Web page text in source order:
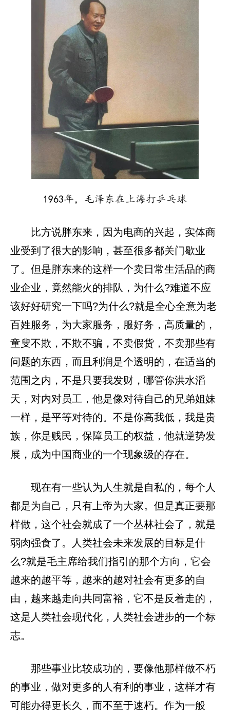
1963年，毛泽东在上海打乒乓球
比方说胖东来，因为电商的兴起，实体商
业受到了很大的影响，甚至很多都关门歇业
了。但是胖东来的这样一个卖日常生活品的商
业企业，竟然能火的排队，为什么?难道不应
该好好研究一下吗?为什么?就是全心全意为老
百姓服务，为大家服务，服好务，高质量的，
童叟不欺，不欺不骗，不卖假货，不卖那些有
问题的东西，而且利润是个透明的，在适当的
范围之内，不是只要我发财，哪管你洪水滔
天，对内对员工，他是像对待自己的兄弟姐妹
一样，是平等对待的。不是你高我低，我是贵
族，你是贱民，保障员工的权益，他就逆势发
展，成为中国商业的一个现象级的存在。
现在有一些认为人生就是自私的，每个人
都是为自己，只有上帝为大家。但是真正要那
样做，这个社会就成了一个丛林社会了，就是
弱肉强食了。人类社会未来发展的目标是什
么?就是毛主席给我们指引的那个方向，它会
越来的越平等，越来的越对社会有更多的自
由，越来越走向共同富裕，它不是反着走的，
这是人类社会现代化，人类社会进步的一个标
志。
那些事业比较成功的，要像他那样做不朽
的事业，做对更多的人有利的事业，这样才有
可能办得更长久，而不至于速朽。作为一般